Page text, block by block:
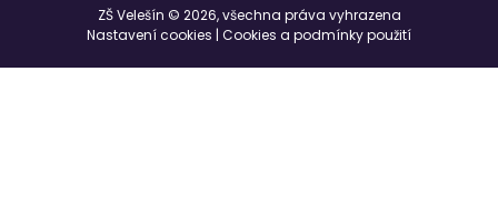
ZŠ Velešín © 2026, všechna práva vyhrazena
Nastavení cookies | Cookies a podmínky použití